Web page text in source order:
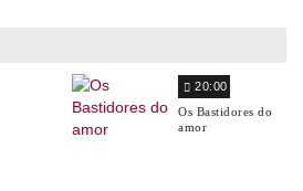
20:00
Os Bastidores do
amor